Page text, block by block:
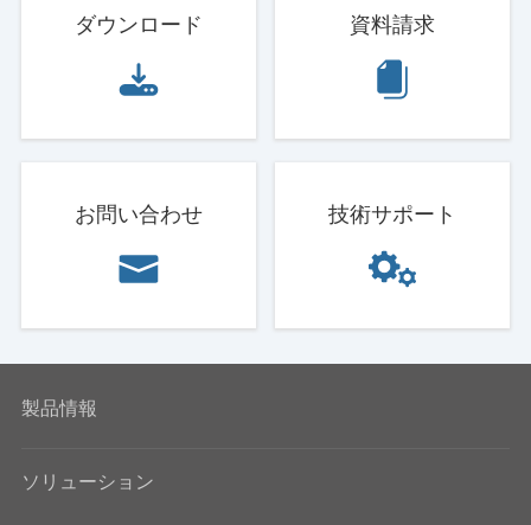
ダウンロード 資料請求
お問い合わせ 技術サポート
製品情報
ソリューション